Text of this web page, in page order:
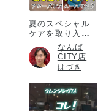
夏のスペシャル
ケアを取り入れ
たい方必見！
なんば
CITY店
はづき